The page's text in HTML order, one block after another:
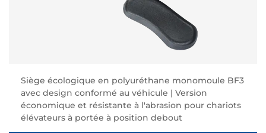
Siège écologique en polyuréthane monomoule BF3
avec design conformé au véhicule | Version
économique et résistante à l'abrasion pour chariots
élévateurs à portée à position debout